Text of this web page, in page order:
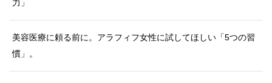
力」
美容医療に頼る前に。アラフィフ女性に試してほしい「5つの習
慣」。